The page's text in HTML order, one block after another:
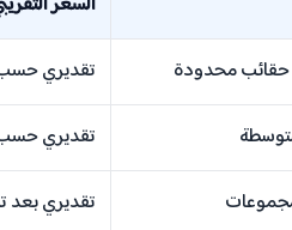
حقائب محدودة تقديري
تقديري
تقديري بعد